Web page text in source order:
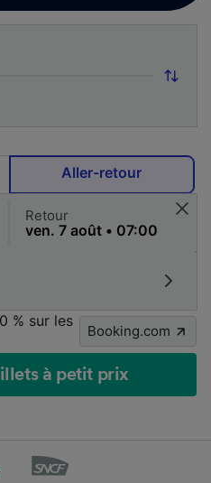
Aller-retour
Retour
% sur les
Booking.com
à petit prix